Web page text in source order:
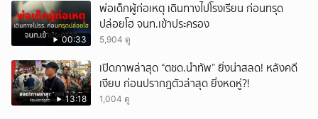
00:33
พ่อเด็กผู้ก่อเหตุ เดินทางไปโรงเรียน ก่อนทรุด
ปล่อยโฮ จนท.เข้าประครอง
5,904 ดู
13:18
เปิดภาพล่าสุด “ตชด.นำทัพ” ยิ่งน่าสลด! หลังคดี
เงียบ ก่อนปรากฎตัวล่าสุด ยิ่งหดหู่?!
1,004 ดู